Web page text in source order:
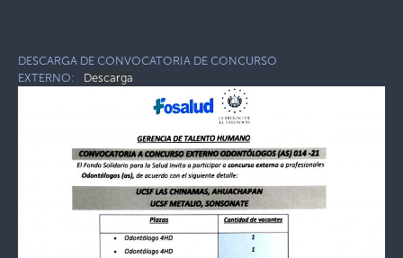
DESCARGA DE CONVOCATORIA DE CONCURSO
EXTERNO:
Descarga